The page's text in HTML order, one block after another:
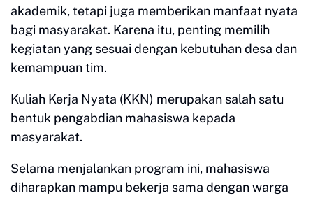
akademik, tetapi juga memberikan manfaat nyata
bagi masyarakat. Karena itu, penting memilih
kegiatan yang sesuai dengan kebutuhan desa dan
kemampuan tim.
Kuliah Kerja Nyata (KKN) merupakan salah satu
bentuk pengabdian mahasiswa kepada
masyarakat.
Selama menjalankan program ini, mahasiswa
diharapkan mampu bekerja sama dengan warga